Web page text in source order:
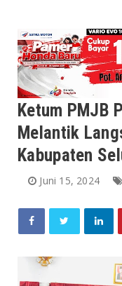
Ketum PMJB
Melantik
Kabupaten
Juni 15, 2024